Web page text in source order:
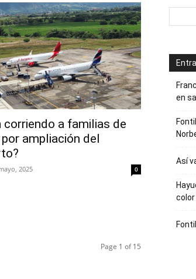
corriendo a familias de
ampliación del
2025 0
Page 1 of 15
en
Así
color